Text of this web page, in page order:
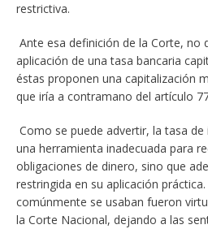
restrictiva.
Ante esa definición de la Corte, no
aplicación de una tasa bancaria
éstas proponen una capitalización
que iría a contramano del artículo
Como se puede advertir, la tasa
una herramienta inadecuada para
obligaciones de dinero, sino que
restringida en su aplicación
comúnmente se usaban fueron
la Corte Nacional, dejando a las